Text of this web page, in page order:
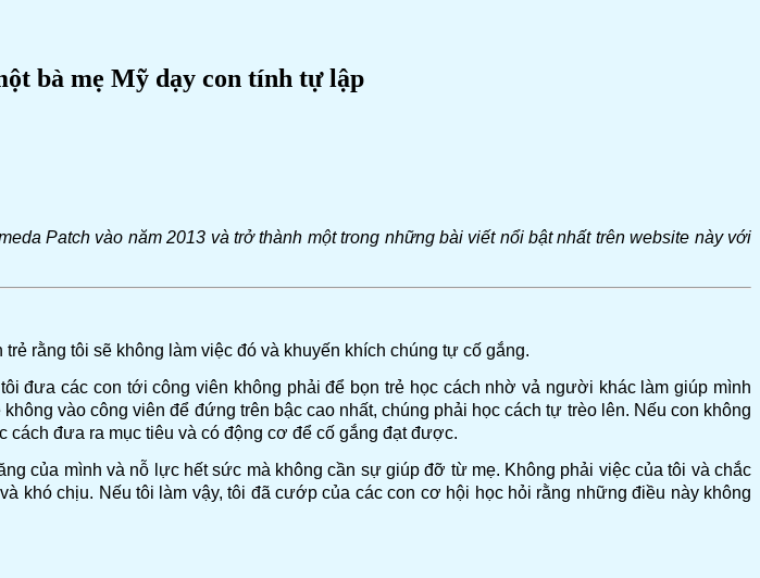
bà mẹ Mỹ dạy con tính tự lập
Patch vào năm 2013 và trở thành một trong những bài viết nổi bật nhất trên website này với
rằng tôi sẽ không làm việc đó và khuyến khích chúng tự cố gắng.
đưa các con tới công viên không phải để bọn trẻ học cách nhờ vả người khác làm giúp mình
vào công viên để đứng trên bậc cao nhất, chúng phải học cách tự trèo lên. Nếu con không
đưa ra mục tiêu và có động cơ để cố gắng đạt được.
của mình và nỗ lực hết sức mà không cần sự giúp đỡ từ mẹ. Không phải việc của tôi và chắc
khó chịu. Nếu tôi làm vậy, tôi đã cướp của các con cơ hội học hỏi rằng những điều này không